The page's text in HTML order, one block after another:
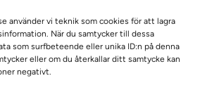
använder vi teknik som cookies för att lagra
När du samtycker till dessa
som surfbeteende eller unika ID:n på denna
eller om du återkallar ditt samtycke kan
negativt.
och arbetet på Ladokkonsortiet